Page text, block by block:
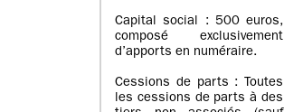
Capital social : 500 euros,
composé exclusivement
d’apports en numéraire.
Cessions de parts : Toutes
les cessions de parts à des